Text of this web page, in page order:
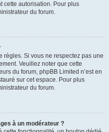
cette autorisation. Pour plus
du forum.
règles. Si vous ne respectez pas une
Veuillez noter que cette
du forum, phpBB Limited n’est en
sur cet espace. Pour plus
du forum.
à un modérateur ?